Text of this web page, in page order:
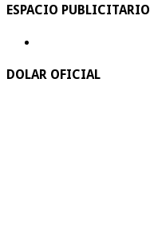
ESPACIO PUBLICITARIO
DOLAR OFICIAL